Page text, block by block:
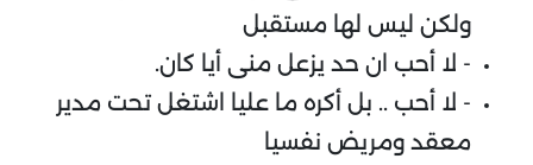
ولكن ليس لها مستقبل
- لا أحب ان حد يزعل منى أيا كان.
- لا أحب .. بل أكره ما عليا اشتغل تحت مدير
معقد ومريض نفسيا